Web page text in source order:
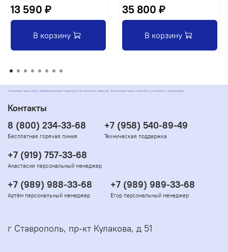
13 590 ₽
В корзину
35 800 ₽
В корзину
Указанные цены носят информационный характер и не являются офертой. Актуальные цены и расчёты уточняйте у менеджеров
Контакты
8 (800) 234-33-68
Бесплатная горячая линия
+7 (958) 540-89-49
Техническая поддержка
+7 (919) 757-33-68
Анастасия персональный менеджер
+7 (989) 988-33-68
Артём персональный менеджер
+7 (989) 989-33-68
Егор персональный менеджер
г Ставрополь, пр-кт Кулакова, д 51